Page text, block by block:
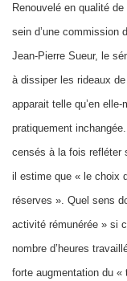
Renouvelé en qualité
sein d’une commission
Jean-Pierre Sueur, le
à dissiper les rideaux
apparait telle qu’en
pratiquement
censés à la fois refléter
il estime que « le choix
réserves ». Quel sens
activité rémunérée » si
nombre d’heures
forte augmentation du «